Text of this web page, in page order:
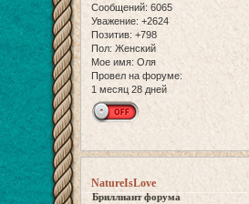
Сообщений: 6065
Уважение: +2624
Позитив: +798
Пол: Женский
Мое имя: Оля
Провел на форуме:
1 месяц 28 дней
NatureIsLove
Бриллиант форума